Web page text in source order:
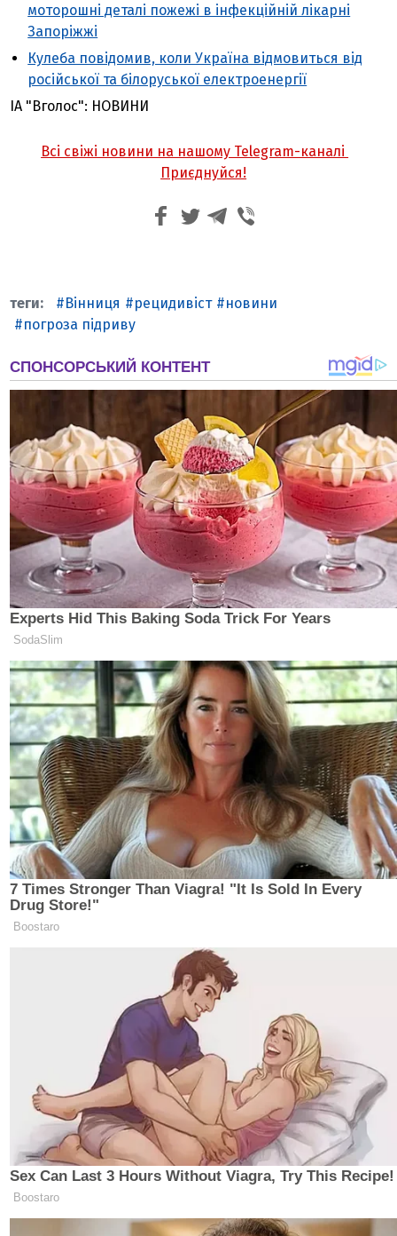
моторошні деталі пожежі в інфекційній лікарні
Запоріжжі
Кулеба повідомив, коли Україна відмовиться від
російської та білоруської електроенергії
ІА "Вголос": НОВИНИ
Всі свіжі новини на нашому Telegram-каналі
Приєднуйся!
Вінниця рецидивіст
новини
погроза підриву